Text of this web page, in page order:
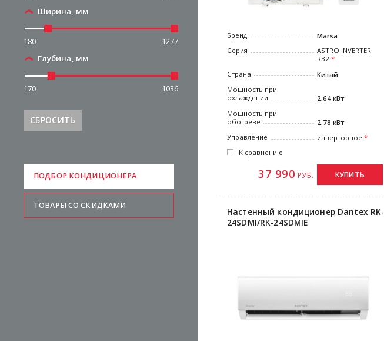
Ширина, мм
180 1277
Глубина, мм
170 1036
СБРОСИТЬ
ПОДБОР КОНДИЦИОНЕРА
ТОВАРЫ СО СКИДКАМИ
Бренд
Marsa
Серия
ASTRO INVERTER
R32
Страна
Китай
Мощность при
охлаждении
2,64 кВт
Мощность при
обогреве
2,78 кВт
Управление
инверторное
К сравнению
37 990 РУБ. КУПИТЬ
Настенный кондиционер Dantex RK-
24SDMI/RK-24SDMIE